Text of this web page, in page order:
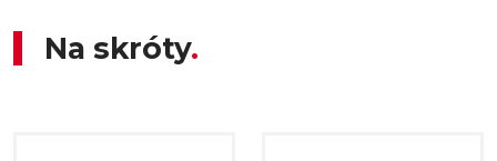
Na skróty